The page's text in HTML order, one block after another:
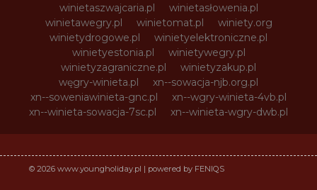
winietaszwajcaria.pl
winietasłowenia.pl
winietawegry.pl
winietomat.pl
winiety.org
winietydrogowe.pl
winietyelektroniczne.pl
winietyestonia.pl
winietywegry.pl
winietyzagraniczne.pl
winietyzakup.pl
węgry-winieta.pl
xn--sowacja-njb.org.pl
xn--soweniawinieta-gnc.pl
xn--wgry-winieta-4vb.pl
xn--winieta-sowacja-7sc.pl
xn--winieta-wgry-dwb.pl
© 2026 www.youngholiday.pl | powered by FENIQS